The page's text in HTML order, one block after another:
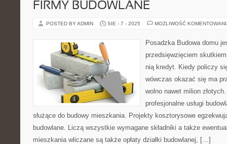
FIRMY BUDOWLANE
POSTED BY ADMIN SIE - 7 - 2025 MOŻLIWOŚĆ
Posadzka Budowa domu
przedsięwzięciem
nią kredyt. Kiedy policzy
wówczas okazać się ma
wolno nawet milion
profesjonalne usługi
służące do budowy mieszkania. Projekty kosztorysowe
budowlane. Liczą wszystkie wymagane składniki a także
mieszkania wliczane są także opłaty działki budowlanej, […]